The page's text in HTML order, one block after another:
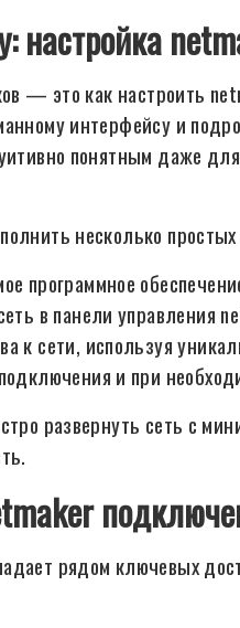
настройка
— это как настроить
интерфейсу и
понятным даже
несколько простых
программное
в панели управления
к сети, используя
и при
развернуть сеть с
рядом ключевых